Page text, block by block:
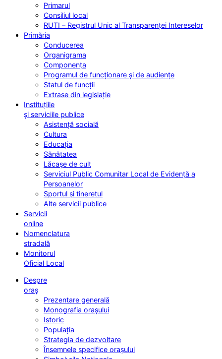
Primarul
Consiliul local
RUTI – Registrul Unic al Transparenței Intereselor
Primăria
Conducerea
Organigrama
Componența
Programul de funcționare și de audiențe
Statul de funcții
Extrase din legislație
Instituțiile
și serviciile publice
Asistență socială
Cultura
Educația
Sănătatea
Lăcașe de cult
Serviciul Public Comunitar Local de Evidență a
Persoanelor
Sportul și tineretul
Alte servicii publice
Servicii
online
Nomenclatura
stradală
Monitorul
Oficial Local
Despre
oraș
Prezentare generală
Monografia orașului
Istoric
Populația
Strategia de dezvoltare
Însemnele specifice orașului